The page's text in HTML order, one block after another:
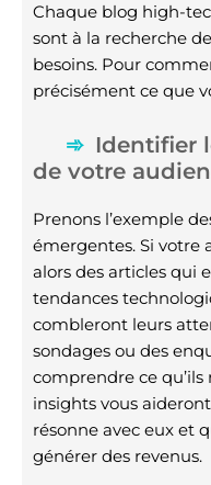
Chaque blog high-
sont à la recherche
besoins. Pour
précisément ce que
Identifier
de votre
Prenons l’exemple
émergentes. Si votre
alors des articles qui
tendances
combleront leurs
sondages ou des
comprendre ce
insights vous
résonne avec eux et
générer des revenus.